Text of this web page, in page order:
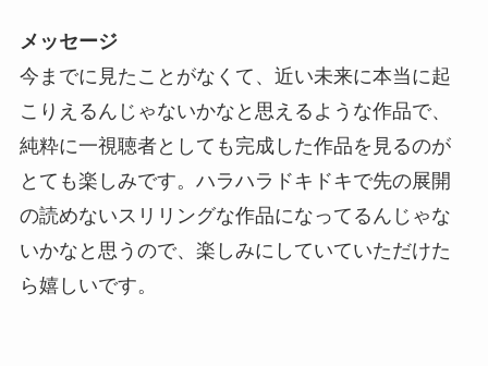
メッセージ
今までに見たことがなくて、近い未来に本当に起
こりえるんじゃないかなと思えるような作品で、
純粋に一視聴者としても完成した作品を見るのが
とても楽しみです。ハラハラドキドキで先の展開
の読めないスリリングな作品になってるんじゃな
いかなと思うので、楽しみにしていていただけた
ら嬉しいです。